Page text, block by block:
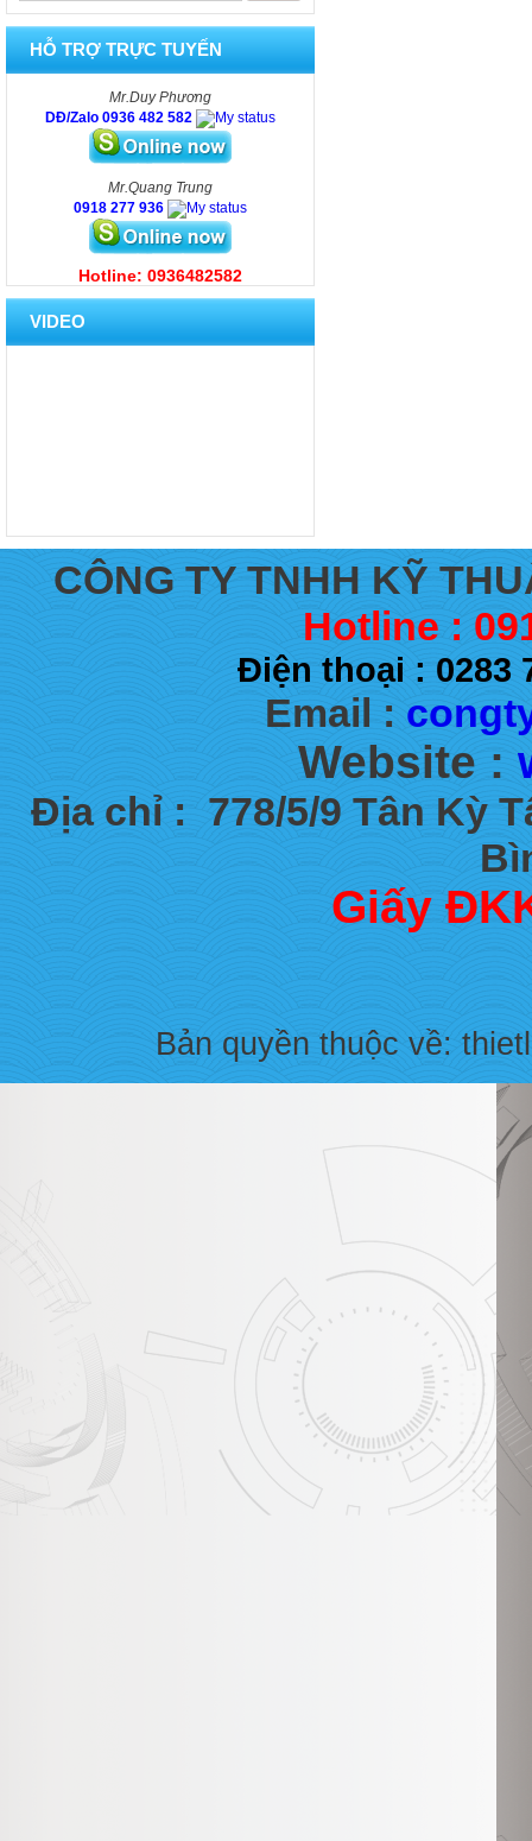
HỖ TRỢ TRỰC TUYẾN
Mr.Duy Phương
DĐ/Zalo 0936 482 582
Mr.Quang Trung
0918 277 936
Hotline: 0936482582
VIDEO
CÔNG TY TNHH KỸ
Hotline :
Điện thoại :
Email :
Website :
Địa chỉ : 778/5/9 Tân Kỳ
Giấy
Bản quyền thuộc về: